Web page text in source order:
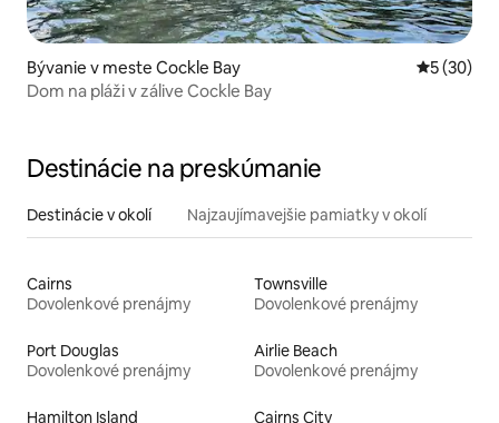
Bývanie v meste Cockle Bay
5 (30)
Dom na pláži v zálive Cockle Bay
Destinácie na preskúmanie
Destinácie v okolí Najzaujímavejšie pamiatky v okolí
Cairns
Dovolenkové prenájmy
Townsville
Dovolenkové prenájmy
Port Douglas
Dovolenkové prenájmy
Airlie Beach
Dovolenkové prenájmy
Hamilton Island
Cairns City